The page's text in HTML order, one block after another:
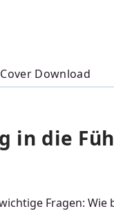
Cover Download
in die
Fragen: Wie